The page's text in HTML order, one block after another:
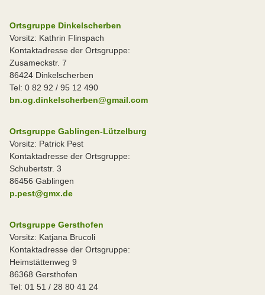
Ortsgruppe Dinkelscherben
Vorsitz: Kathrin Flinspach
Kontaktadresse der Ortsgruppe:
Zusameckstr. 7
86424 Dinkelscherben
Tel: 0 82 92 / 95 12 490
bn.og.dinkelscherben@gmail.com
Ortsgruppe Gablingen-Lützelburg
Vorsitz: Patrick Pest
Kontaktadresse der Ortsgruppe:
Schubertstr. 3
86456 Gablingen
p.pest@gmx.de
Ortsgruppe Gersthofen
Vorsitz: Katjana Brucoli
Kontaktadresse der Ortsgruppe:
Heimstättenweg 9
86368 Gersthofen
Tel: 01 51 / 28 80 41 24